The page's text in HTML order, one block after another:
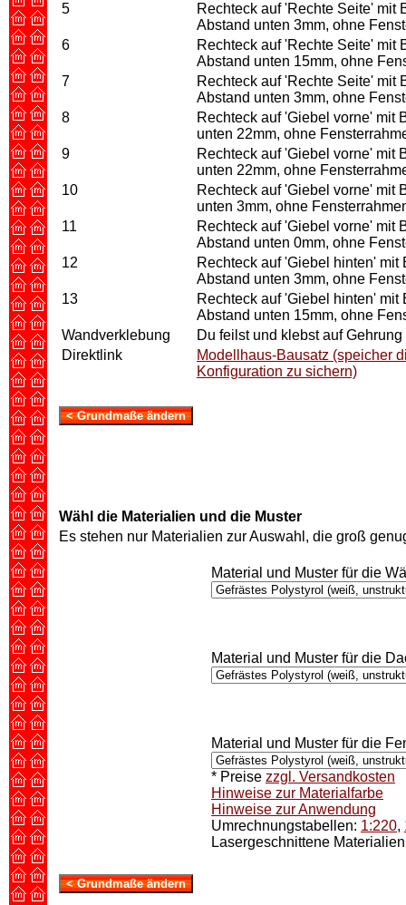
5
Rechteck auf 'Rechte Seite' mit
Abstand unten 3mm, ohne
6
Rechteck auf 'Rechte Seite' mit
Abstand unten 15mm, ohne
7
Rechteck auf 'Rechte Seite' mit
Abstand unten 3mm, ohne
8
Rechteck auf 'Giebel vorne' mit
unten 22mm, ohne
9
Rechteck auf 'Giebel vorne' mit
unten 22mm, ohne
10
Rechteck auf 'Giebel vorne' mit
unten 3mm, ohne
11
Rechteck auf 'Giebel vorne' mit
Abstand unten 0mm, ohne
12
Rechteck auf 'Giebel hinten' mit
Abstand unten 3mm, ohne
13
Rechteck auf 'Giebel hinten' mit
Abstand unten 15mm, ohne
Wandverklebung
Du feilst und klebst auf Gehrung
Direktlink
Modellhaus-Bausatz (speicher
Konfiguration zu sichern)
Wähl die Materialien und die Muster
Es stehen nur Materialien zur Auswahl, die groß
Material und Muster für die
Material und Muster für die
Material und Muster für die
* Preise zzgl. Versandkosten
Hinweise zur Materialfarbe
Hinweise zur Anwendung
Umrechnungstabellen: 1:220,
Lasergeschnittene